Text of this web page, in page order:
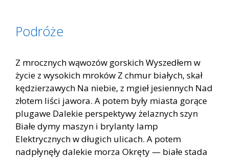
Podróże
Z mrocznych wąwozów gorskich Wyszedłem w
życie z wysokich mroków Z chmur białych, skał
kędzierzawych Na niebie, z mgieł jesiennych Nad
złotem liści jawora. A potem były miasta gorące
plugawe Dalekie perspektywy żelaznych szyn
Białe dymy maszyn i brylanty lamp
Elektrycznych w długich ulicach. A potem
nadpłynęły dalekie morza Okręty — białe stada